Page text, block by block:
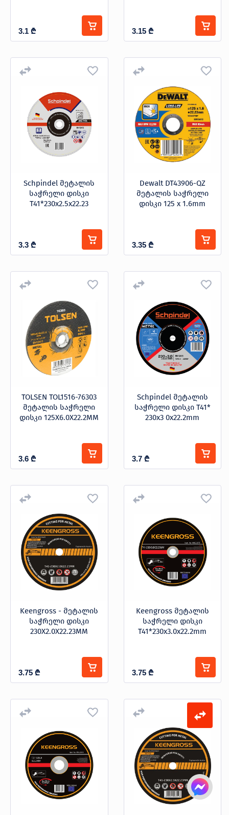
3.1 ₾ 3.15 ₾
Schpindel მეტალის
საჭრელი დისკი
T41*230x2.5x22.23
3.3 ₾
Dewalt DT43906-QZ
მეტალის საჭრელი
დისკი 125 x 1.6mm
3.35 ₾
TOLSEN TOL1516-76303
მეტალის საჭრელი
დისკი 125X6.0X22.2MM
3.6 ₾
Schpindel მეტალის
საჭრელი დისკი T41*
230x3 0x22.2mm
3.7 ₾
Keengross - მეტალის
საჭრელი დისკი
230X2.0X22.23MM
3.75 ₾
Keengross მეტალის
საჭრელი დისკი
T41*230x3.0x22.2mm
3.75 ₾